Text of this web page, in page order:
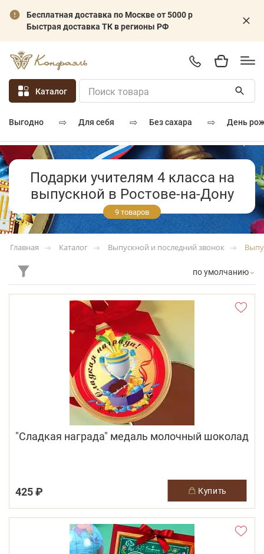
Бесплатная доставка по Москве от 5000 р
Быстрая доставка ТК в регионы РФ
Каталог
выгодно ⇨ для себя ⇨ без сахара ⇨ день
Подарки учителям 4 класса на
выпускной в Ростове-на-Дону
9 товаров
Главная Каталог Выпускной и последний звонок
по умолчанию
"Сладкая награда" медаль молочный шоколад
425 ₽ купить